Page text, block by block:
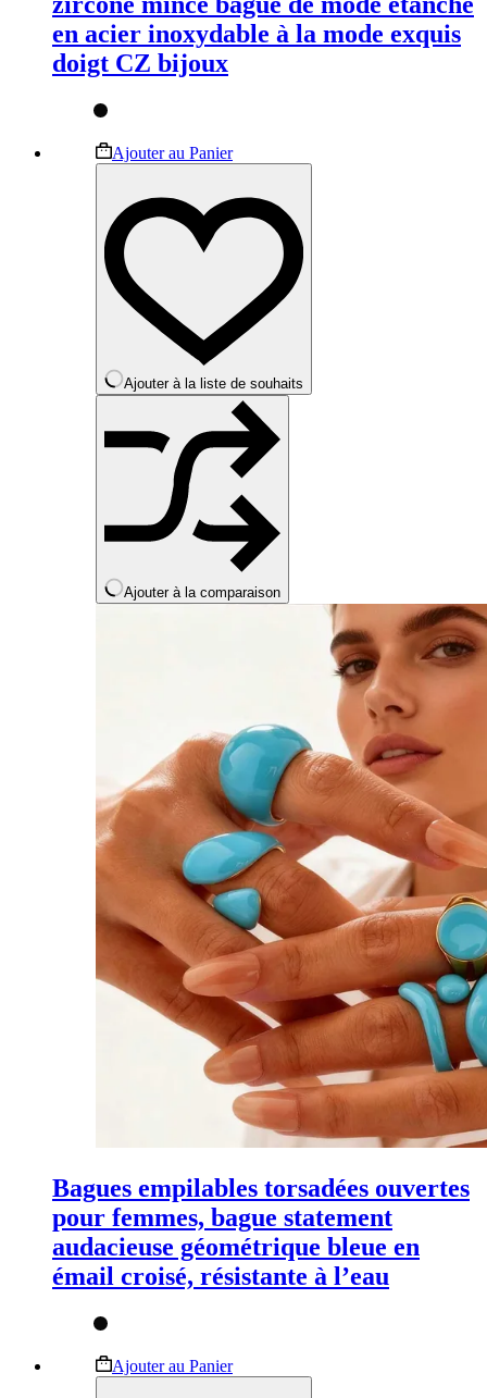
en acier inoxydable à la mode exquis
doigt CZ bijoux
Ajouter au PanierCe
produit
plusieurs
variations.
options
peuvent
être
choisies
sur
page
du
produit
Ajouter à la liste de souhaits
Ajouter à la comparaison
Bagues empilables torsadées ouvertes
pour femmes, bague statement
audacieuse géométrique bleue en
émail croisé, résistante à l’eau
Ajouter au PanierCe
produit